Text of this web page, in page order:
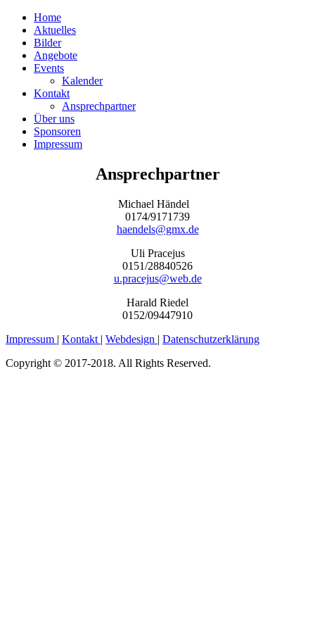
Home
Aktuelles
Bilder
Angebote
Events
Kalender
Kontakt
Ansprechpartner
Über uns
Sponsoren
Impressum
Ansprechpartner
Michael Händel
0174/9171739
haendels@gmx.de
Uli Pracejus
0151/28840526
u.pracejus@web.de
Harald Riedel
0152/09447910
Impressum | Kontakt | Webdesign | Datenschutzerklärung
Copyright © 2017-2018. All Rights Reserved.